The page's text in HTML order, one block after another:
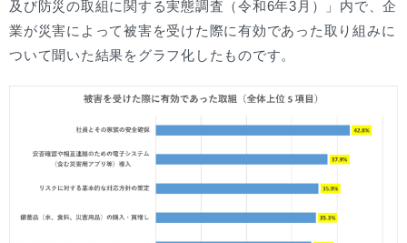
及び防災の取組に関する実態調査（令和6年3月）」内で、企
業が災害によって被害を受けた際に有効であった取り組みに
ついて聞いた結果をグラフ化したものです。